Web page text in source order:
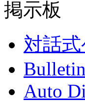
掲示板
対話
Auto